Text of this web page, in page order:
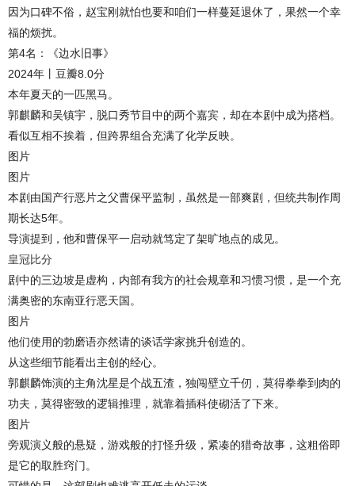
因为口碑不俗，赵宝刚就怕也要和咱们一样蔓延退休了，果然一个幸
福的烦扰。
第4名：《边水旧事》
2024年丨豆瓣8.0分
本年夏天的一匹黑马。
郭麒麟和吴镇宇，脱口秀节目中的两个嘉宾，却在本剧中成为搭档。
看似互相不挨着，但跨界组合充满了化学反映。
图片
图片
本剧由国产行恶片之父曹保平监制，虽然是一部爽剧，但统共制作周
期长达5年。
导演提到，他和曹保平一启动就笃定了架旷地点的成见。
皇冠比分
剧中的三边坡是虚构，内部有我方的社会规章和习惯习惯，是一个充
满奥密的东南亚行恶天国。
图片
他们使用的勃磨语亦然请的谈话学家挑升创造的。
从这些细节能看出主创的经心。
郭麒麟饰演的主角沈星是个战五渣，独闯壁立千仞，莫得拳拳到肉的
功夫，莫得密致的逻辑推理，就靠着插科使砌活了下来。
图片
旁观演义般的悬疑，游戏般的打怪升级，紧凑的猎奇故事，这粗俗即
是它的取胜窍门。